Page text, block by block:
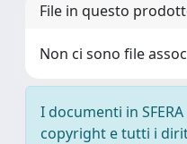
File in questo
Non ci sono file
I documenti in
copyright e tutti i